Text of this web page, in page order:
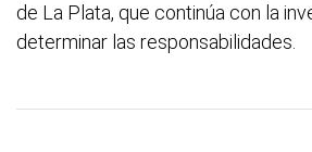
de La Plata, que continúa con la
determinar las responsabilidades.